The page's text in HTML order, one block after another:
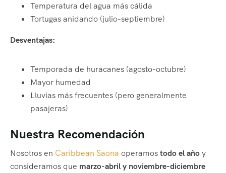
Temperatura del agua más cálida
Tortugas anidando (julio-septiembre)
Desventajas:
Temporada de huracanes (agosto-octubre)
Mayor humedad
Lluvias más frecuentes (pero generalmente
pasajeras)
Nuestra Recomendación
Nosotros en Caribbean Saona operamostodo el añoy
consideramos que marzo-abril y noviembre-diciembre